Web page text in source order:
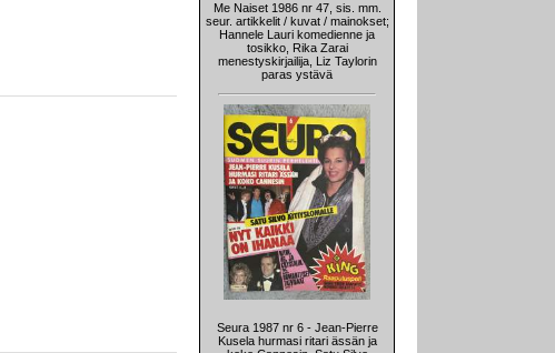
Me Naiset 1986 nr 47, sis. mm.
seur. artikkelit / kuvat / mainokset;
Hannele Lauri komedienne ja
tosikko, Rika Zarai
menestyskirjailija, Liz Taylorin
paras ystävä
Seura 1987 nr 6 - Jean-Pierre
Kusela hurmasi ritari ässän ja